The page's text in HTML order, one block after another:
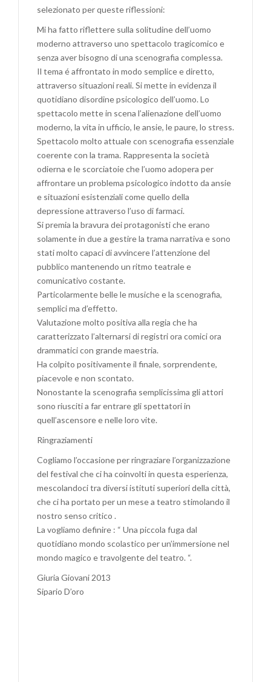
D’ORO”
DI
ROVERETO
(TN)
(XANAX)
selezionato per queste riflessioni:
Mi ha fatto riflettere sulla solitudine dell’uomo
moderno attraverso uno spettacolo tragicomico e
senza aver bisogno di una scenografia complessa.
Il tema é affrontato in modo semplice e diretto,
attraverso situazioni reali. Si mette in evidenza il
quotidiano disordine psicologico dell’uomo. Lo
spettacolo mette in scena l’alienazione dell’uomo
moderno, la vita in ufficio, le ansie, le paure, lo stress.
Spettacolo molto attuale con scenografia essenziale
coerente con la trama. Rappresenta la società
odierna e le scorciatoie che l’uomo adopera per
affrontare un problema psicologico indotto da ansie
e situazioni esistenziali come quello della
depressione attraverso l’uso di farmaci.
Si premia la bravura dei protagonisti che erano
solamente in due a gestire la trama narrativa e sono
stati molto capaci di avvincere l’attenzione del
pubblico mantenendo un ritmo teatrale e
comunicativo costante.
Particolarmente belle le musiche e la scenografia,
semplici ma d’effetto.
Valutazione molto positiva alla regia che ha
caratterizzato l’alternarsi di registri ora comici ora
drammatici con grande maestria.
Ha colpito positivamente il finale, sorprendente,
piacevole e non scontato.
Nonostante la scenografia semplicissima gli attori
sono riusciti a far entrare gli spettatori in
quell’ascensore e nelle loro vite.
Ringraziamenti
Cogliamo l’occasione per ringraziare l’organizzazione
del festival che ci ha coinvolti in questa esperienza,
mescolandoci tra diversi istituti superiori della città,
che ci ha portato per un mese a teatro stimolando il
nostro senso critico .
La vogliamo definire : “ Una piccola fuga dal
quotidiano mondo scolastico per un’immersione nel
mondo magico e travolgente del teatro. “.
Giuria Giovani 2013
Sipario D’oro